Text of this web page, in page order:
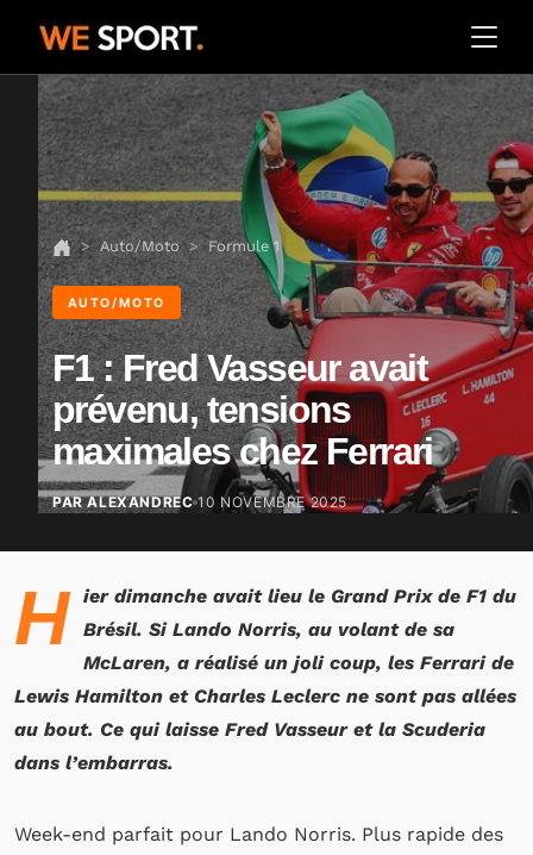
Auto/Moto Formule 1
AUTO/MOTO
F1 : Fred Vasseur avait
prévenu, tensions
maximales chez Ferrari
PAR ALEXANDREC 10 NOVEMBRE 2025
H
ier dimanche avait lieu le Grand Prix de F1 du
Brésil. Si Lando Norris, au volant de sa
McLaren, a réalisé un joli coup, les Ferrari de
Lewis Hamilton et Charles Leclerc ne sont pas allées
au bout. Ce qui laisse Fred Vasseur et la Scuderia
dans l’embarras.
Week-end parfait pour Lando Norris. Plus rapide des